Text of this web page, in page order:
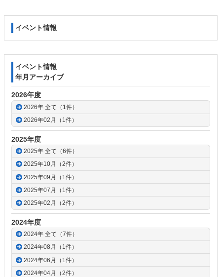
テ
ジ
イベント情報
イベント情報
年月アーカイブ
2026年度
2026年 全て（1件）
2026年02月（1件）
2025年度
2025年 全て（6件）
2025年10月（2件）
2025年09月（1件）
2025年07月（1件）
2025年02月（2件）
2024年度
2024年 全て（7件）
2024年08月（1件）
2024年06月（1件）
2024年04月（2件）